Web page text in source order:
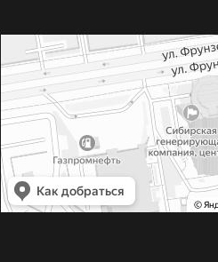
Art-Ugol
Дизайн интерьеров в Новосибирске
Строительные и отделочные работы в